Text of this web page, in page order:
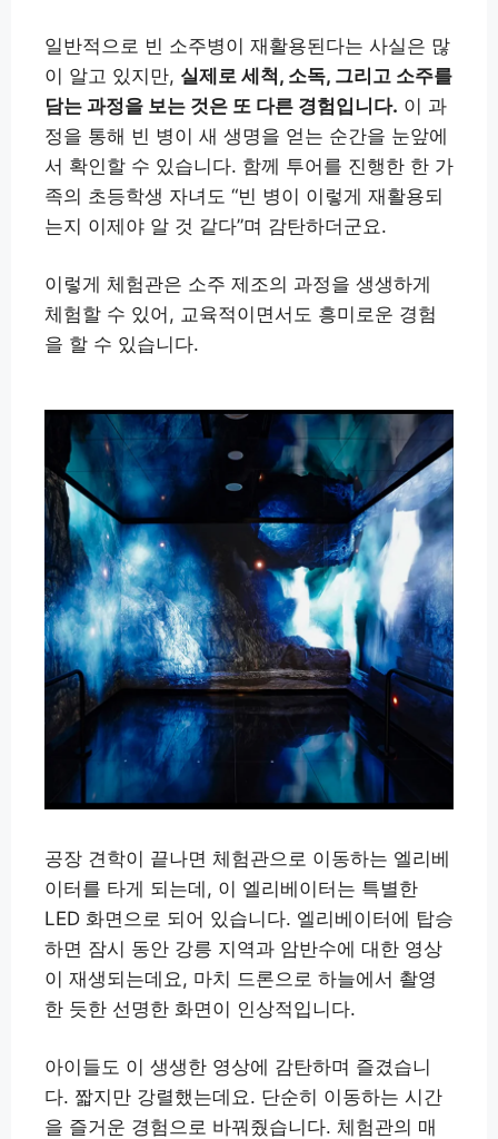
일반적으로 빈 소주병이 재활용된다는 사실은 많
이 알고 있지만, 실제로 세척, 소독, 그리고 소주를
담는 과정을 보는 것은 또 다른 경험입니다. 이 과
정을 통해 빈 병이 새 생명을 얻는 순간을 눈앞에
서 확인할 수 있습니다. 함께 투어를 진행한 한 가
족의 초등학생 자녀도 “빈 병이 이렇게 재활용되
는지 이제야 알 것 같다”며 감탄하더군요.
이렇게 체험관은 소주 제조의 과정을 생생하게
체험할 수 있어, 교육적이면서도 흥미로운 경험
을 할 수 있습니다.
공장 견학이 끝나면 체험관으로 이동하는 엘리베
이터를 타게 되는데, 이 엘리베이터는 특별한
LED 화면으로 되어 있습니다. 엘리베이터에 탑승
하면 잠시 동안 강릉 지역과 암반수에 대한 영상
이 재생되는데요, 마치 드론으로 하늘에서 촬영
한 듯한 선명한 화면이 인상적입니다.
아이들도 이 생생한 영상에 감탄하며 즐겼습니
다. 짧지만 강렬했는데요. 단순히 이동하는 시간
을 즐거운 경험으로 바꿔줬습니다. 체험관의 매